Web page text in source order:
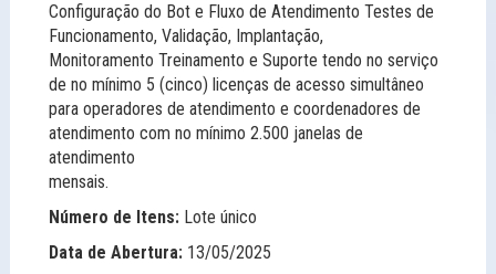
Configuração do Bot e Fluxo de Atendimento Testes de
Funcionamento, Validação, Implantação,
Monitoramento Treinamento e Suporte tendo no serviço
de no mínimo 5 (cinco) licenças de acesso simultâneo
para operadores de atendimento e coordenadores de
atendimento com no mínimo 2.500 janelas de
atendimento
mensais.
Número de Itens: Lote único
Data de Abertura: 13/05/2025